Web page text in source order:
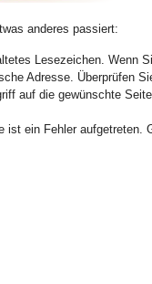
anderes passiert:
Lesezeichen. Wenn
Adresse. Überprüfen
auf die gewünschte
ist ein Fehler